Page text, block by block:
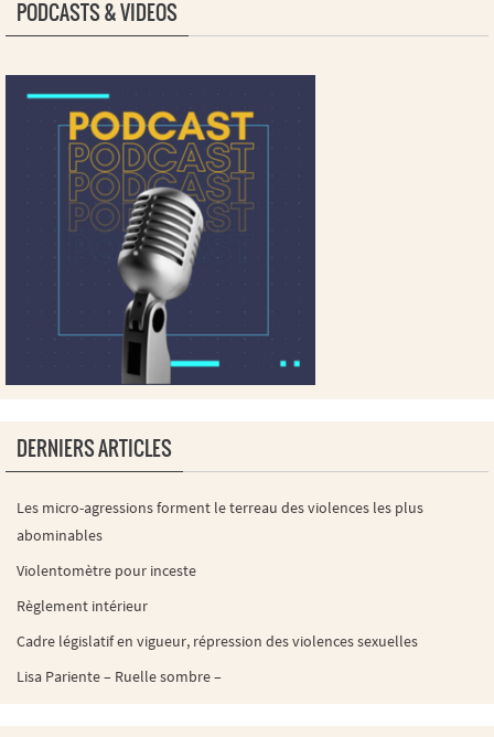
PODCASTS & VIDEOS
DERNIERS ARTICLES
Les micro-agressions forment le terreau des violences les plus
abominables
Violentomètre pour inceste
Règlement intérieur
Cadre législatif en vigueur, répression des violences sexuelles
Lisa Pariente – Ruelle sombre –